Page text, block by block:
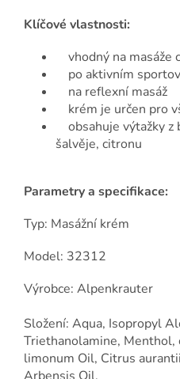
Klíčové vlastnosti:
vhodný na masáže
po aktivním
na reflexní masáž
krém je určen pro
obsahuje výtažky z
šalvěje, citronu
Parametry a specifikace:
Typ: Masážní krém
Model: 32312
Výrobce: Alpenkrauter
Složení: Aqua, Isopropyl
Triethanolamine, Menthol,
limonum Oil, Citrus